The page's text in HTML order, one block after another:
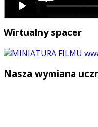
Wirtualny spacer
Nasza wymiana